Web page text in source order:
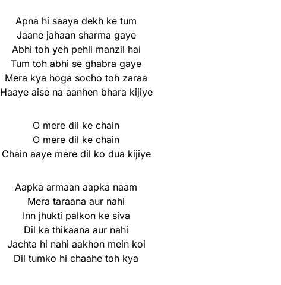
Apna hi saaya dekh ke tum
Jaane jahaan sharma gaye
Abhi toh yeh pehli manzil hai
Tum toh abhi se ghabra gaye
Mera kya hoga socho toh zaraa
Haaye aise na aanhen bhara kijiye
O mere dil ke chain
O mere dil ke chain
Chain aaye mere dil ko dua kijiye
Aapka armaan aapka naam
Mera taraana aur nahi
Inn jhukti palkon ke siva
Dil ka thikaana aur nahi
Jachta hi nahi aakhon mein koi
Dil tumko hi chaahe toh kya